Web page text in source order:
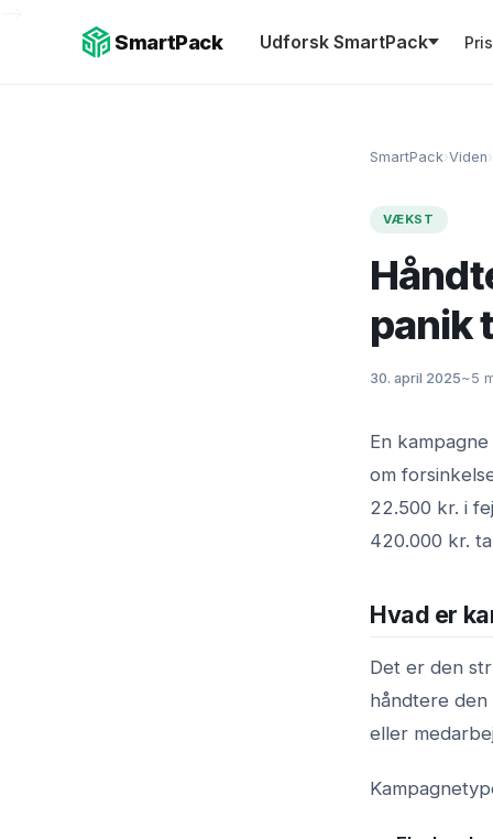
SmartPack Udforsk SmartPack
SmartPack›Viden›
VÆKST
panik
30. april 2025~5
En
om
22.500 kr. i
420.000 kr.
Hvad er
Det er den
håndtere
eller